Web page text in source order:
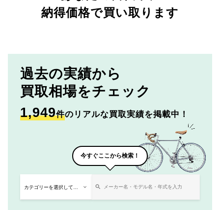
納得価格で買い取ります
過去の実績から
買取相場をチェック
1,949件のリアルな買取実績を掲載中！
今すぐここから検索！